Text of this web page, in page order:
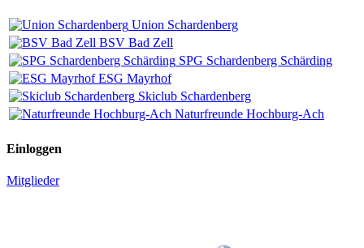
Union Schardenberg
BSV Bad Zell
SPG Schardenberg Schärding
ESG Mayrhof
Skiclub Schardenberg
Naturfreunde Hochburg-Ach
Einloggen
Mitglieder